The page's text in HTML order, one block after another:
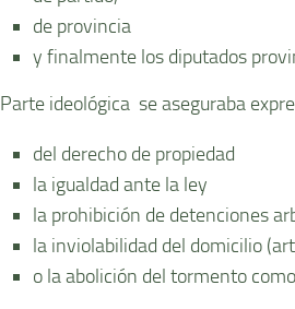
de provincia
y finalmente los diputados
Parte ideológica se aseguraba
del derecho de propiedad
la igualdad ante la ley
la prohibición de detenciones
la inviolabilidad del domicilio
o la abolición del tormento